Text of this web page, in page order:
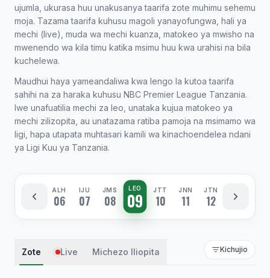
ujumla, ukurasa huu unakusanya taarifa zote muhimu sehemu
moja. Tazama taarifa kuhusu magoli yanayofungwa, hali ya
mechi (live), muda wa mechi kuanza, matokeo ya mwisho na
mwenendo wa kila timu katika msimu huu kwa urahisi na bila
kuchelewa.
Maudhui haya yameandaliwa kwa lengo la kutoa taarifa
sahihi na za haraka kuhusu NBC Premier League Tanzania.
Iwe unafuatilia mechi za leo, unataka kujua matokeo ya
mechi zilizopita, au unatazama ratiba pamoja na msimamo wa
ligi, hapa utapata muhtasari kamili wa kinachoendelea ndani
ya Ligi Kuu ya Tanzania.
ALH
06
IJU
07
JMS
08
LEO
09 JTT
10
JNN
11
JTN
12
Zote Live Michezo Iliopita Kichujio